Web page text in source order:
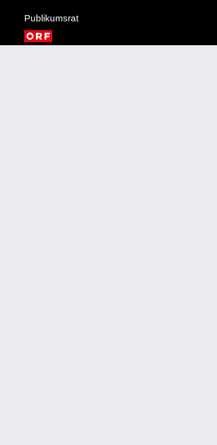
Publikumsrat